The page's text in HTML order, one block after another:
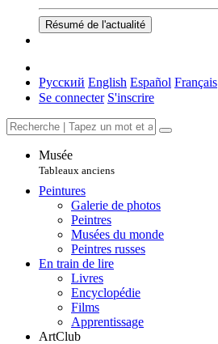
Résumé de l'actualité
Русский English Español Français
Se connecter S'inscrire
Musée
Tableaux anciens
Peintures
Galerie de photos
Peintres
Musées du monde
Peintres russes
En train de lire
Livres
Encyclopédie
Films
Apprentissage
ArtClub